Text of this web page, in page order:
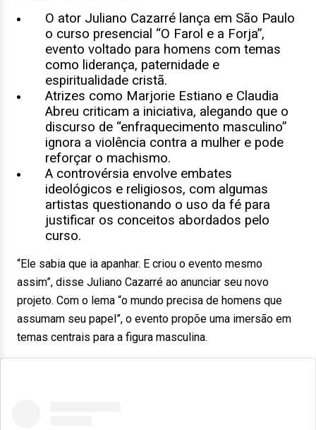
O ator Juliano Cazarré lança em São Paulo
o curso presencial “O Farol e a Forja”,
evento voltado para homens com temas
como liderança, paternidade e
espiritualidade cristã.
Atrizes como Marjorie Estiano e Claudia
Abreu criticam a iniciativa, alegando que o
discurso de “enfraquecimento masculino”
ignora a violência contra a mulher e pode
reforçar o machismo.
A controvérsia envolve embates
ideológicos e religiosos, com algumas
artistas questionando o uso da fé para
justificar os conceitos abordados pelo
curso.
“Ele sabia que ia apanhar. E criou o evento mesmo
assim”, disse Juliano Cazarré ao anunciar seu novo
projeto. Com o lema “o mundo precisa de homens que
assumam seu papel”, o evento propõe uma imersão em
temas centrais para a figura masculina.